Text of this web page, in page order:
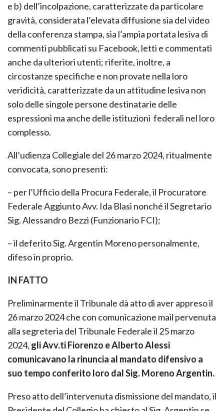
e b) dell’incolpazione, caratterizzate da particolare
gravità, considerata l’elevata diffusione sia del video
della conferenza stampa, sia l’ampia portata lesiva di
commenti pubblicati su Facebook, letti e commentati
anche da ulteriori utenti; riferite, inoltre, a
circostanze specifiche e non provate nella loro
veridicità, caratterizzate da un attitudine lesiva non
solo delle singole persone destinatarie delle
espressioni ma anche delle istituzioni federali nel loro
complesso.
All’udienza Collegiale del 26 marzo 2024, ritualmente
convocata, sono presenti:
– per l’Ufficio della Procura Federale, il Procuratore
Federale Aggiunto Avv. Ida Blasi nonché il Segretario
Sig. Alessandro Bezzi (Funzionario FCI);
– il deferito Sig. Argentin Moreno personalmente,
difeso in proprio.
IN FATTO
Preliminarmente il Tribunale dà atto di aver appreso il
26 marzo 2024 che con comunicazione mail pervenuta
alla segreteria del Tribunale Federale il 25 marzo
2024, gli Avv.ti Fiorenzo e Alberto Alessi
comunicavano la rinuncia al mandato difensivo a
suo tempo conferito loro dal Sig. Moreno Argentin.
Preso atto dell’intervenuta dismissione del mandato, il